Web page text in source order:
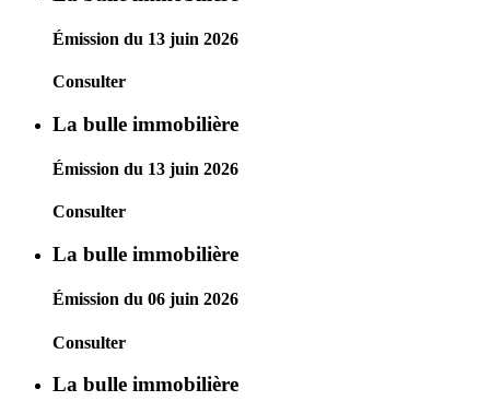
Émission du 13 juin 2026
Consulter
La bulle immobilière
Émission du 13 juin 2026
Consulter
La bulle immobilière
Émission du 06 juin 2026
Consulter
La bulle immobilière